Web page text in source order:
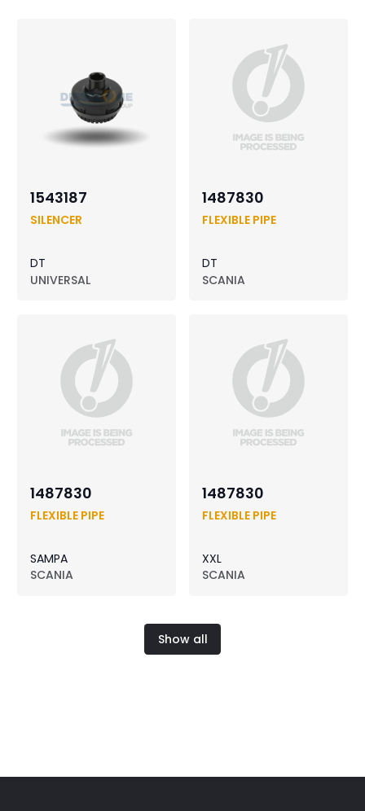
1543187
SILENCER
DT
UNIVERSAL
1487830
FLEXIBLE PIPE
DT
SCANIA
1487830
FLEXIBLE PIPE
SAMPA
SCANIA
1487830
FLEXIBLE PIPE
XXL
SCANIA
Show all